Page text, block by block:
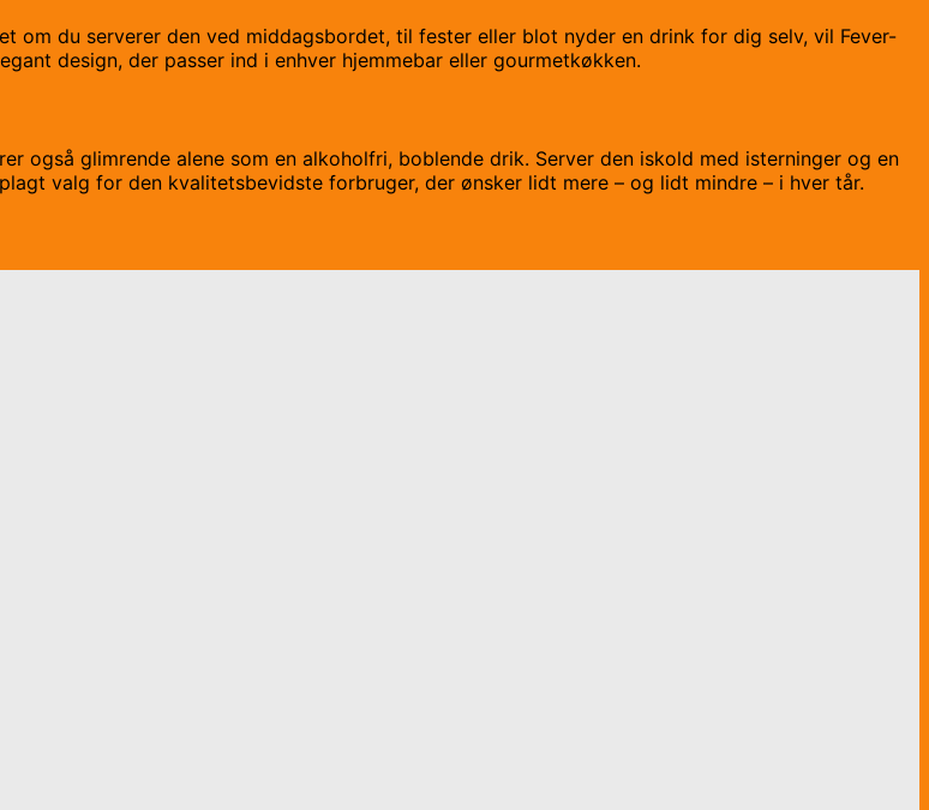
om du serverer den ved middagsbordet, til fester eller blot nyder en drink for dig selv, vil Fever-
design, der passer ind i enhver hjemmebar eller gourmetkøkken.
også glimrende alene som en alkoholfri, boblende drik. Server den iskold med isterninger og en
valg for den kvalitetsbevidste forbruger, der ønsker lidt mere – og lidt mindre – i hver tår.